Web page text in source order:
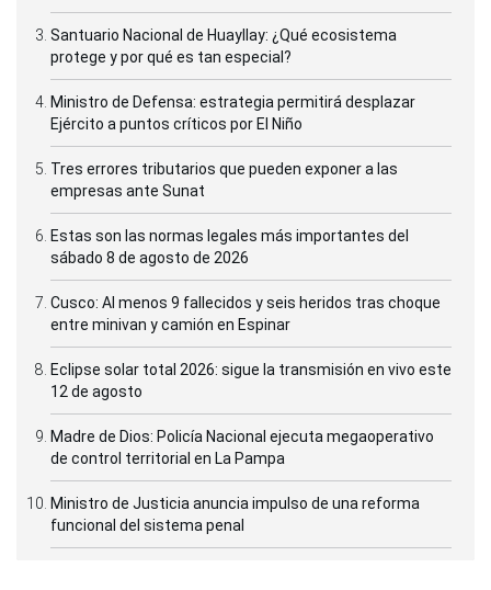
Santuario Nacional de Huayllay: ¿Qué ecosistema
protege y por qué es tan especial?
Ministro de Defensa: estrategia permitirá desplazar
Ejército a puntos críticos por El Niño
Tres errores tributarios que pueden exponer a las
empresas ante Sunat
Estas son las normas legales más importantes del
sábado 8 de agosto de 2026
Cusco: Al menos 9 fallecidos y seis heridos tras choque
entre minivan y camión en Espinar
Eclipse solar total 2026: sigue la transmisión en vivo este
12 de agosto
Madre de Dios: Policía Nacional ejecuta megaoperativo
de control territorial en La Pampa
Ministro de Justicia anuncia impulso de una reforma
funcional del sistema penal